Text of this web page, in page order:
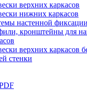
верхних каркасов
нижних каркасов
настенной фиксации
кронштейны для
верхних каркасов
стенки